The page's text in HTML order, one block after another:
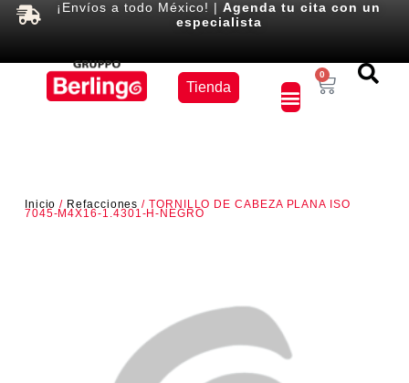
¡Envíos a todo México! |Agenda tu cita con un
especialista
Tienda
0
Inicio / Refacciones / TORNILLO DE CABEZA PLANA ISO
7045-M4X16-1.4301-H-NEGRO